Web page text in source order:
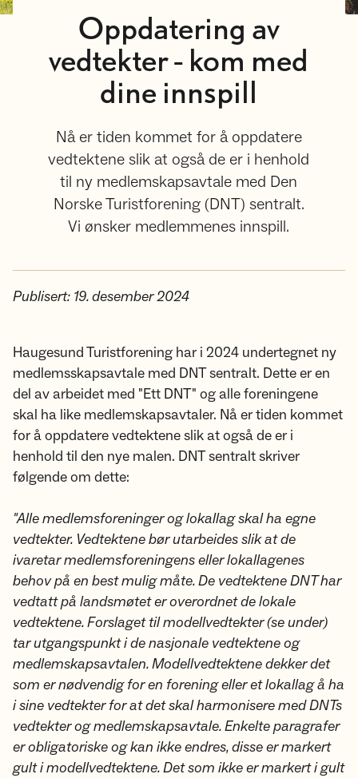
Oppdatering av
vedtekter - kom med
dine innspill
Nå er tiden kommet for å oppdatere
vedtektene slik at også de er i henhold
til ny medlemskapsavtale med Den
Norske Turistforening (DNT) sentralt.
Vi ønsker medlemmenes innspill.
Publisert: 19. desember 2024
Haugesund Turistforening har i 2024 undertegnet ny
medlemsskapsavtale med DNT sentralt. Dette er en
del av arbeidet med "Ett DNT" og alle foreningene
skal ha like medlemskapsavtaler. Nå er tiden kommet
for å oppdatere vedtektene slik at også de er i
henhold til den nye malen. DNT sentralt skriver
følgende om dette:
"Alle medlemsforeninger og lokallag skal ha egne
vedtekter. Vedtektene bør utarbeides slik at de
ivaretar medlemsforeningens eller lokallagenes
behov på en best mulig måte. De vedtektene DNT har
vedtatt på landsmøtet er overordnet de lokale
vedtektene. Forslaget til modellvedtekter (se under)
tar utgangspunkt i de nasjonale vedtektene og
medlemskapsavtalen. Modellvedtektene dekker det
som er nødvendig for en forening eller et lokallag å ha
i sine vedtekter for at det skal harmonisere med DNTs
vedtekter og medlemskapsavtale. Enkelte paragrafer
er obligatoriske og kan ikke endres, disse er markert
gult i modellvedtektene. Det som ikke er markert i gult